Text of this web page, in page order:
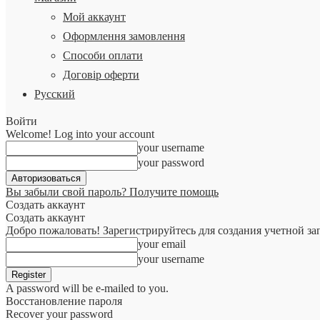
Мой аккаунт
Оформлення замовлення
Способи оплати
Договір оферти
Русский
Войти
Welcome! Log into your account
your username
your password
Вы забыли свой пароль? Получите помощь
Создать аккаунт
Создать аккаунт
Добро пожаловать! Зарегистрируйтесь для создания учетной
your email
your username
A password will be e-mailed to you.
Восстановление пароля
Recover your password